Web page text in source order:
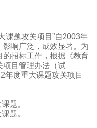
课题攻关项目 ”自2003年
影响广泛，成效显著。为
的招标工作，根据《教育
项目管理办法（试
年度重大课题攻关项目
题。
题。